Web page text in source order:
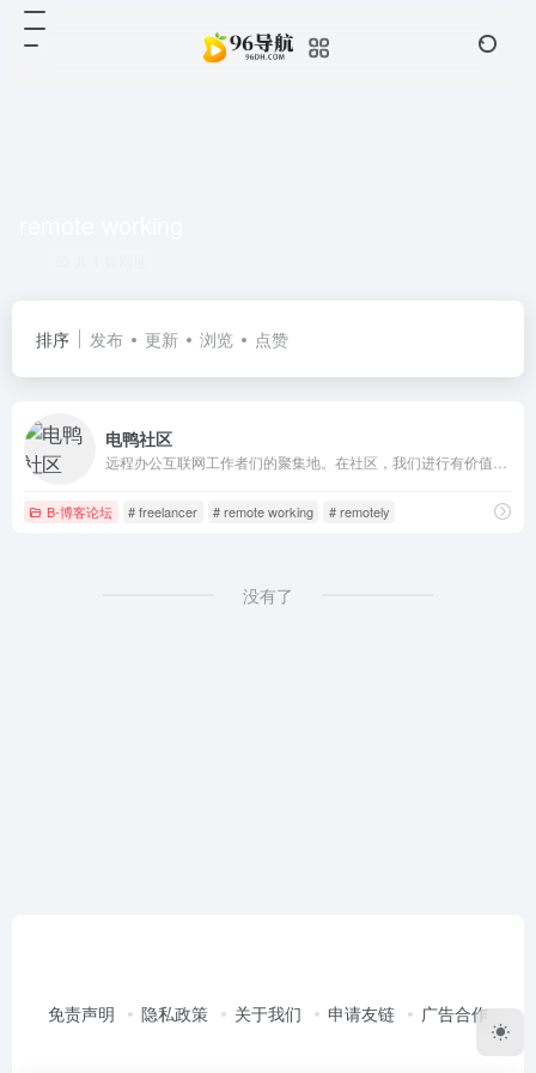
排序 发布 更新 浏览 点赞
电鸭社区
B-博客论坛 # freelancer # remote working # remotely
没有了
免责声明 隐私政策 关于我们 申请友链 广告合作